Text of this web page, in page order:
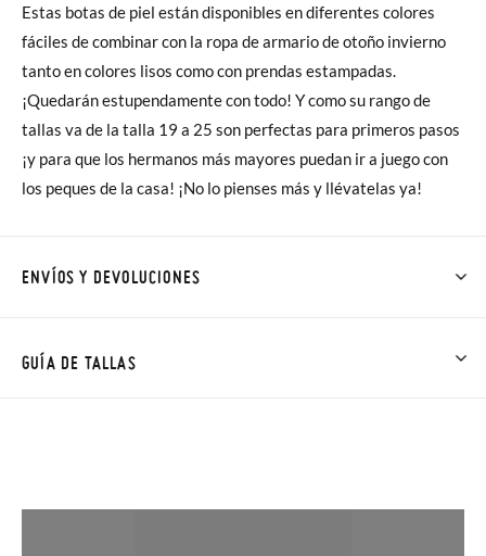
Estas botas de piel están disponibles en diferentes colores
fáciles de combinar con la ropa de armario de otoño invierno
tanto en colores lisos como con prendas estampadas.
¡Quedarán estupendamente con todo! Y como su rango de
tallas va de la talla 19 a 25 son perfectas para primeros pasos
¡y para que los hermanos más mayores puedan ir a juego con
los peques de la casa! ¡No lo pienses más y llévatelas ya!
ENVÍOS Y DEVOLUCIONES
Talla/Color también son GRATIS y puedes realizarlos hasta en
caso de que prefieras acelerar el envío, puedes por muy poco
GUÍA DE TALLAS